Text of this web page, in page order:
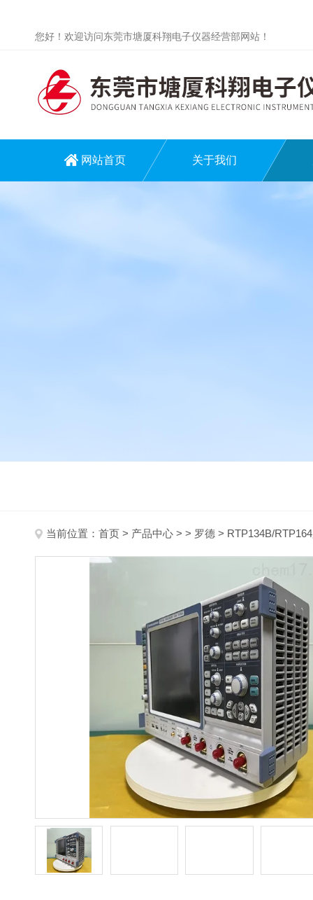
您好！欢迎访问东莞市塘厦科翔电子仪器经营部网站！
网站首页 关于我们
当前位置： 首页 > 产品中心 > > 罗德 > RTP134B/